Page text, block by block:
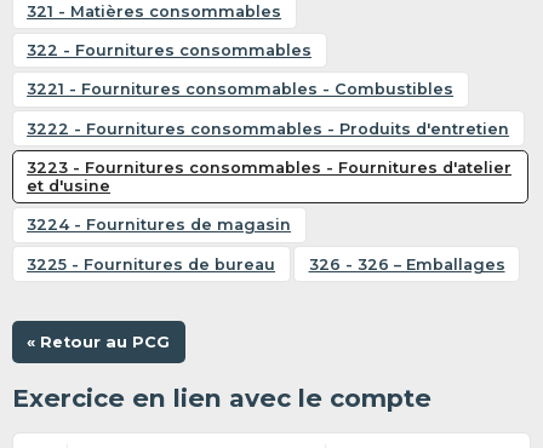
321 - Matières consommables
322 - Fournitures consommables
3221 - Fournitures consommables - Combustibles
3222 - Fournitures consommables - Produits d'entretien
3223 - Fournitures consommables - Fournitures d'atelier
et d'usine
3224 - Fournitures de magasin
3225 - Fournitures de bureau 326 - 326 – Emballages
« Retour au PCG
Exercice en lien avec le compte